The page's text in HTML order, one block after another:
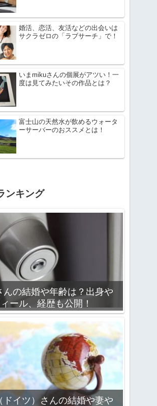
婚活、恋活、友活などの出会いは
サクラゼロの「ラブサーチ」で！
いまmikuさんの個展がアツい！一
度は見てみたいその作品とは？
富士山の天然水が飲めるウォータ
ーサーバーのおススメとは！
ンキング
んの結婚や年齢は？出身や
ール、経歴も公開！
ドイツ）さんの結婚や妻や